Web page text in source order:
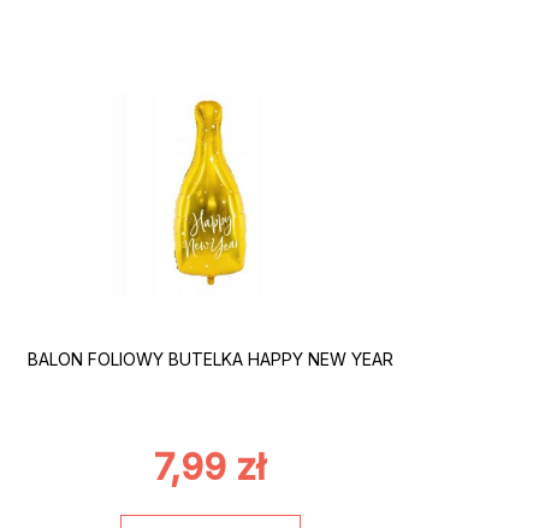
BALON FOLIOWY BUTELKA HAPPY NEW YEAR
7,99 zł